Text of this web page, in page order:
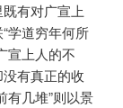
有对广宣上
学道穷年何所
宣上人的不
有真正的收
有几堆”则以景